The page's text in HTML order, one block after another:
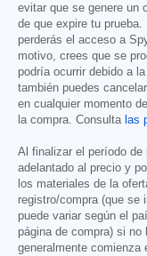
evitar que se genere un
de que expire tu
perderás el acceso a
motivo, crees que se
podría ocurrir debido a
también puedes
en cualquier momento
la compra. Consulta las
Al finalizar el período de
adelantado al precio y
los materiales de la
registro/compra (que se
puede variar según el
página de compra) si
generalmente comienza